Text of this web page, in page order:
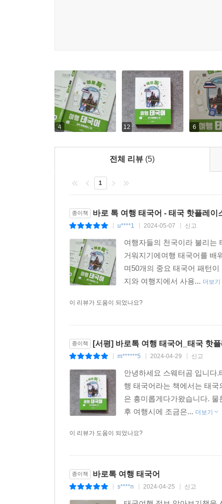
4 12 6
전체 리뷰 (5)
1
종이책 바로 톡 여행 태국어 - 태국 핫플레이
u****1 2024-05-07 신고
여행자들의 천국이라 불리는
거워지기에여행 태국어를 배
며50개의 중요 태국어 패턴
지와 여행지에서 사용... 더보기
이 리뷰가 도움이 되었나요?
종이책 [서평] 바로톡 여행 태국어_태국 핫
m******5 2024-04-29 신고
안녕하세요 스웨터곰 입니다
행 태국어라는 책에서는 태
은 흥미롭게다가왔습니다.
후 여행시에 조금은... 더보기
이 리뷰가 도움이 되었나요?
종이책 바로톡 여행 태국어
s****n 2024-04-25 신고